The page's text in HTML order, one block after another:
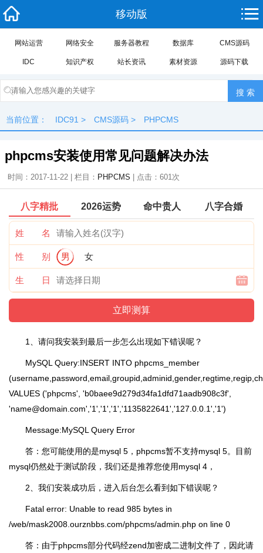
移动版
网站运营 网络安全 服务器教程 数据库 CMS源码
IDC 知识产权 站长资讯 素材资源 源码下载
当前位置： IDC91 > CMS源码 > PHPCMS
phpcms安装使用常见问题解决办法
时间：2017-11-22 | 栏目： PHPCMS | 点击： 601次
八字精批 2026运势 命中贵人 八字合婚
姓 名
性 别 男 女
生 日
1、请问我安装到最后一步怎么出现如下错误呢？
MySQL Query:INSERT INTO phpcms_member
VALUES ('phpcms', 'b0baee9d279d34fa1dfd71aadb908c3f',
'name@domain.com','1','1','1','1135822641','127.0.0.1','1')
Message:MySQL Query Error
答：您可能使用的是mysql 5，phpcms暂不支持mysql 5。目前
mysql仍然处于测试阶段，我们还是推荐您使用mysql 4，
2、我们安装成功后，进入后台怎么看到如下错误呢？
Fatal error: Unable to read 985 bytes in
/web/mask2008.ourznbbs.com/phpcms/admin.php on line 0
答：由于phpcms部分代码经zend加密成二进制文件了，因此请